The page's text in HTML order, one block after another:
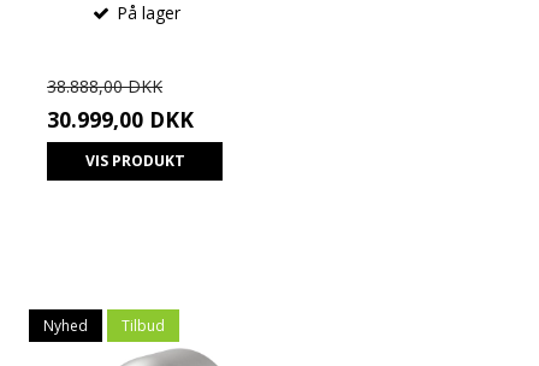
På lager
38.888,00 DKK
30.999,00 DKK
VIS PRODUKT
Nyhed Tilbud